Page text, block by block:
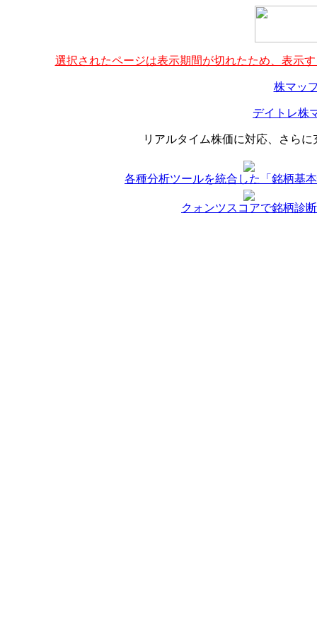
選択されたページは表示期間が切れたため、表示
株マッ
デイトレ株
リアルタイム株価に対応、さら
各種分析ツールを統合した「銘柄基
クォンツスコアで銘柄診断